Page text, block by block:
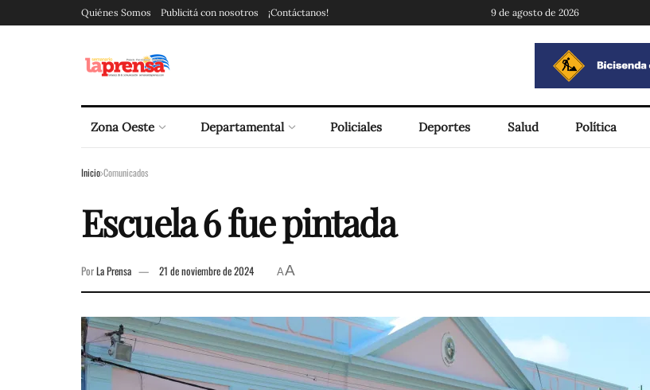
Quiénes Somos Publicitá con nosotros ¡Contáctanos! 9 de agosto de 2026
Zona Oeste Departamental Policiales Deportes Salud Política
Inicio Comunicados
Escuela 6 fue pintada
PorLa Prensa 21 de noviembre de 2024 AA